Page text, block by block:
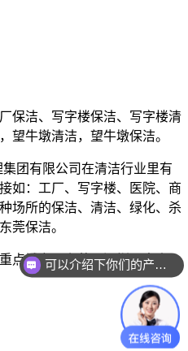
保洁、写字楼保洁、写字楼清
望牛墩清洁，望牛墩保洁。
团有限公司在清洁行业里有
如：工厂、写字楼、医院、商
场所的保洁、清洁、绿化、杀
莞保洁。
点城市：东莞、深圳、中山、
可以介绍下你们的产品么？